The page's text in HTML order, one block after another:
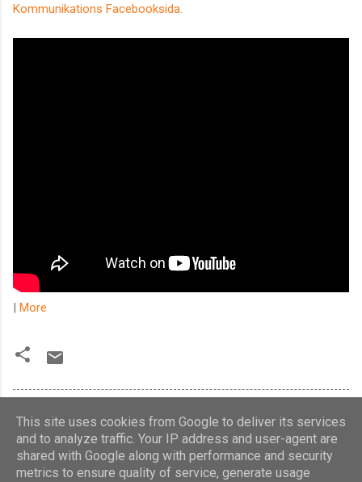
Kommunikations Facebooksida.
| More
Använder Blogger
This site uses cookies from Google to deliver its services
and to analyze traffic. Your IP address and user-agent are
shared with Google along with performance and security
metrics to ensure quality of service, generate usage